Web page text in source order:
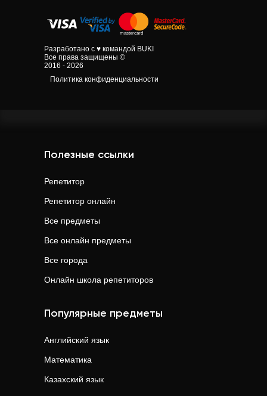
Разработано с ♥ командой BUKI
Все права защищены ©
2016 - 2026
Политика конфиденциальности
Полезные ссылки
Репетитор
Репетитор онлайн
Все предметы
Все онлайн предметы
Все города
Онлайн школа репетиторов
Популярные предметы
Английский язык
Математика
Казахский язык